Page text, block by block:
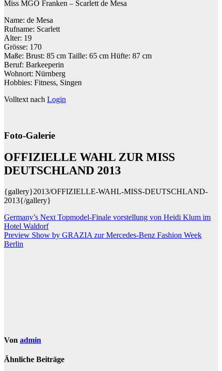
Miss MGO Franken – Scarlett de Mesa
Name: de Mesa
Rufname: Scarlett
Alter: 19
Grösse: 170
Maße: Brust: 85 cm Taille: 65 cm Hüfte: 87 cm
Beruf: Barkeeperin
Wohnort: Nürnberg
Hobbies: Fitness, Singen
Volltext nach Login
Foto-Galerie
OFFIZIELLE WAHL ZUR MISS
DEUTSCHLAND 2013
{gallery}2013/OFFIZIELLE-WAHL-MISS-DEUTSCHLAND-
2013{/gallery}
Beitragsnavigation
Germany’s Next Topmodel-Finale vorstellung von Heidi Klum im
Hotel Waldorf
Preview Show by GRAZIA zur Mercedes-Benz Fashion Week
Berlin
Von admin
Ähnliche Beiträge